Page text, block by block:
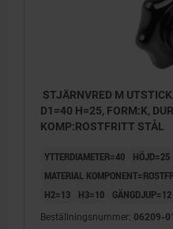
STJÄRNVRED M
D1=40 H=25, FORM:K,
KOMP:ROSTFRITT STÅL
YTTERDIAMETER=40 HÖJD=25
MATERIAL
H2=13
H3=10 GÄNGDJUP=12
Beställningsnummer: 06209-